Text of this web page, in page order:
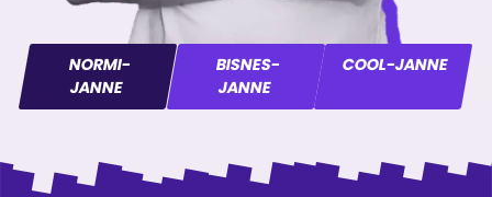
NORMI-
JANNE
BISNES-
JANNE
COOL-JANNE